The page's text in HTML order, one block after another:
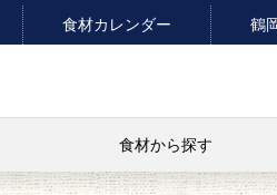
食材カレンダー 鶴
食材から探す